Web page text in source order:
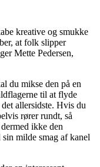
kreative og smukke
at folk slipper
Mette Pedersen,
du mikse den på en
til at flyde
allersidste. Hvis du
rører rundt, så
ikke den
milde smag af kanel